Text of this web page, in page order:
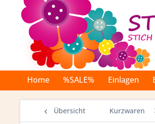
Home %SALE% Einlagen
Übersicht Kurzwaren